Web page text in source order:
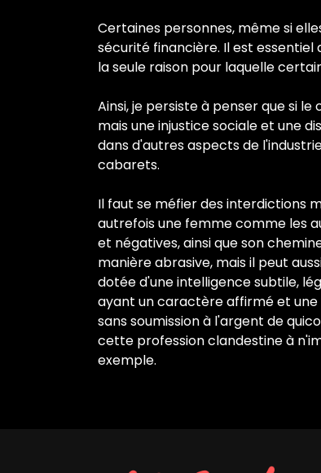
Certaines personnes, même si
sécurité financière. Il est
la seule raison pour laquelle
Ainsi, je persiste à penser que si
mais une injustice sociale et une
dans d'autres aspects de
cabarets.
Il faut se méfier des interdictions
autrefois une femme comme les
et négatives, ainsi que son
manière abrasive, mais il peut
dotée d'une intelligence subtile,
ayant un caractère affirmé et une
sans soumission à l'argent de
cette profession clandestine à
exemple.